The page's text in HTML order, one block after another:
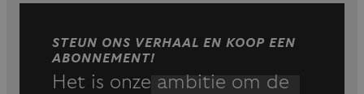
STEUN ONS VERHAAL EN KOOP EEN
ABONNEMENT!
Het is onze ambitie om de